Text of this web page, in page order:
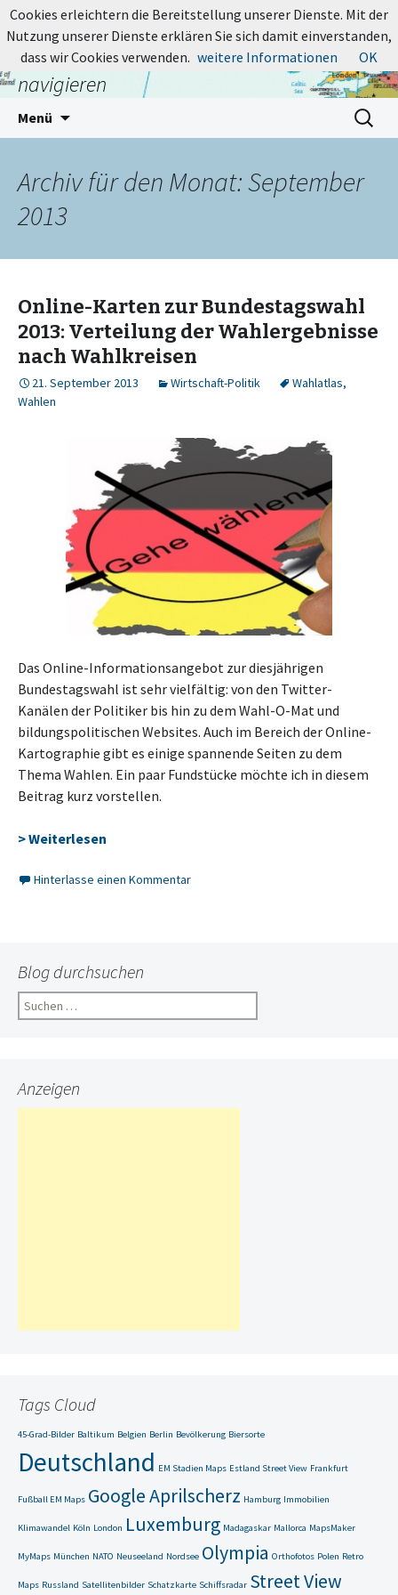
MapsBlog.de
Online-Karten: suchen, entdecken,
navigieren
Menü
Suchen
nach:
Archiv für den Monat: September
2013
Online-Karten zur Bundestagswahl
2013: Verteilung der Wahlergebnisse
nach Wahlkreisen
21. September 2013 Wirtschaft-Politik Wahlatlas,
Wahlen
Das Online-Informationsangebot zur diesjährigen
Bundestagswahl ist sehr vielfältig: von den Twitter-
Kanälen der Politiker bis hin zu dem Wahl-O-Mat und
bildungspolitischen Websites. Auch im Bereich der Online-
Kartographie gibt es einige spannende Seiten zu dem
Thema Wahlen. Ein paar Fundstücke möchte ich in diesem
Beitrag kurz vorstellen.
> Weiterlesen
Hinterlasse einen Kommentar
Blog durchsuchen
Suchen
nach:
Anzeigen
Tags Cloud
45-Grad-Bilder Baltikum Belgien Berlin Bevölkerung Biersorte
Deutschland EM Stadien Maps Estland Street View Frankfurt
Fußball EM Maps Google Aprilscherz Hamburg Immobilien
Klimawandel Köln London Luxemburg Madagaskar Mallorca MapsMaker
MyMaps München NATO Neuseeland Nordsee Olympia Orthofotos Polen Retro
Maps Russland Satellitenbilder Schatzkarte Schiffsradar Street View
Cookies erleichtern die Bereitstellung unserer Dienste. Mit der
Nutzung unserer Dienste erklären Sie sich damit einverstanden,
dass wir Cookies verwenden. weitere Informationen OK